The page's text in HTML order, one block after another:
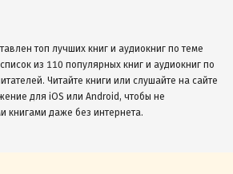
топ лучших книг и аудиокниг по теме
из 110 популярных книг и аудиокниг по
Читайте книги или слушайте на сайте
для iOS или Android, чтобы не
книгами даже без интернета.